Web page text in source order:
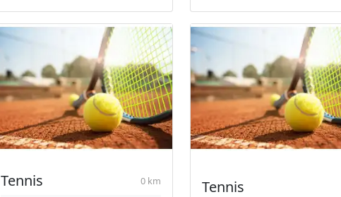
Tennis 0 km Tennis